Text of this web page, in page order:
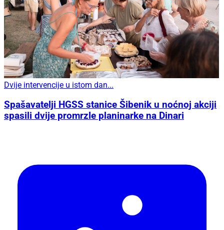
Dvije intervencije u istom dan...
Spašavatelji HGSS stanice Šibenik u noćnoj akciji
spasili dvije promrzle planinarke na Dinari